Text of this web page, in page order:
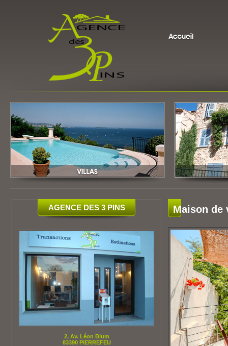
AGENCE DES 3 PINS
2, Av. Léon Blum
83390 PIERREFEU
Maison de